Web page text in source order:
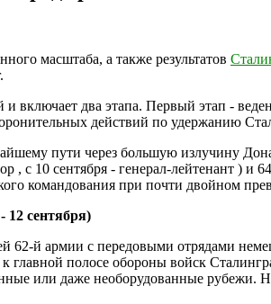
масштаба, а также результатов
включает два этапа. Первый этап -
действий по удержанию
пути через большую излучину
, с 10 сентября - генерал-лейтенант ) и
командования при почти двойном
12 сентября)
й армии с передовыми отрядами
главной полосе обороны войск
или даже необорудованные рубежи.